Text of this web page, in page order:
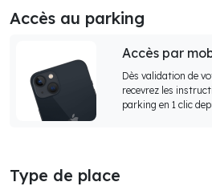
Accès au parking
Accès par
Dès validation de
recevrez les
parking en 1 clic
Type de place